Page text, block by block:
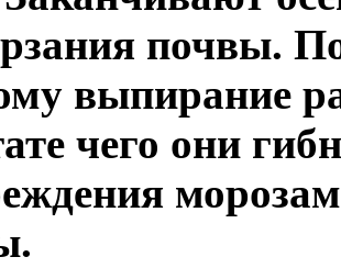
почвы.
выпирание
чего они